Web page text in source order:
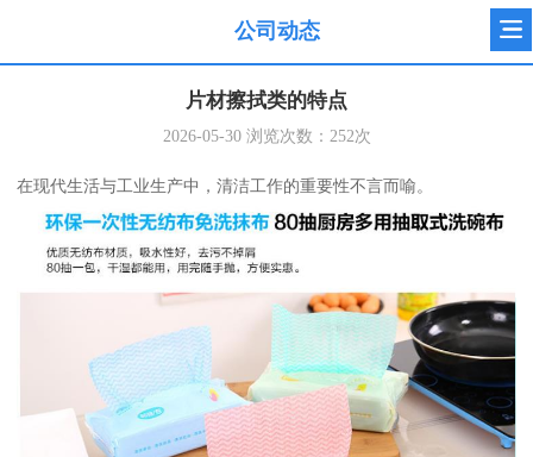
公司动态
片材擦拭类的特点
2026-05-30浏览次数： 252次
在现代生活与工业生产中，清洁工作的重要性不言而喻。